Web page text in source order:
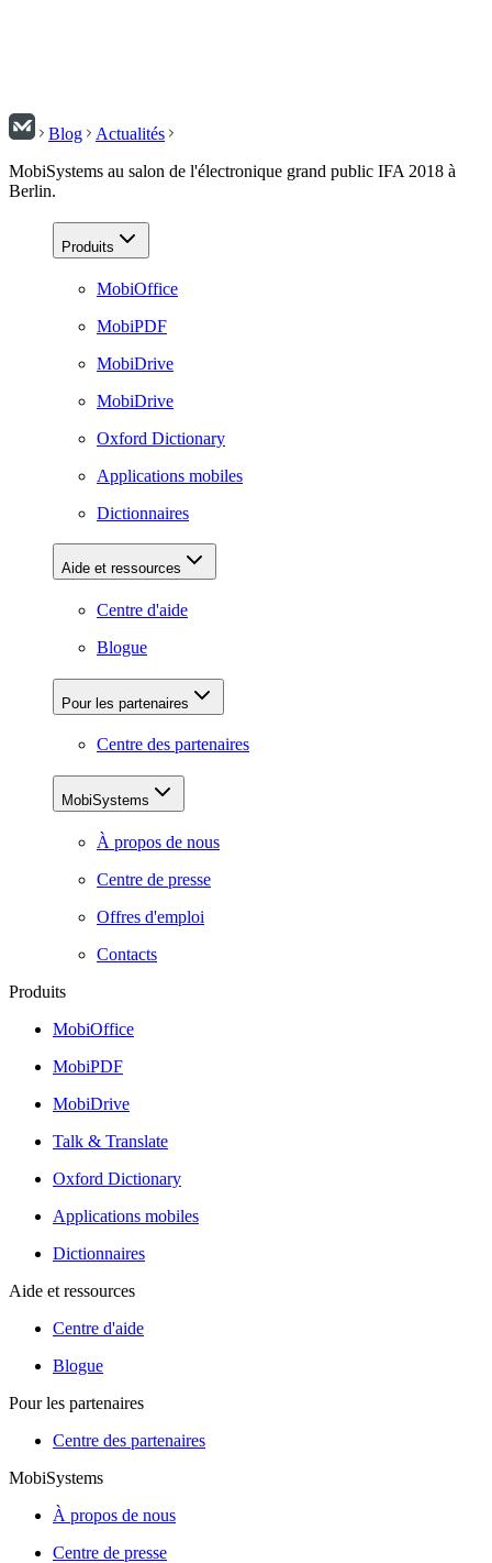
Blog
Actualités
MobiSystems au salon de l'électronique grand public IFA 2018 à
Berlin.
Produits
MobiOffice
MobiPDF
MobiDrive
MobiDrive
Oxford Dictionary
Applications mobiles
Dictionnaires
Aide et ressources
Centre d'aide
Blogue
Pour les partenaires
Centre des partenaires
MobiSystems
À propos de nous
Centre de presse
Offres d'emploi
Contacts
Produits
MobiOffice
MobiPDF
MobiDrive
Talk & Translate
Oxford Dictionary
Applications mobiles
Dictionnaires
Aide et ressources
Centre d'aide
Blogue
Pour les partenaires
Centre des partenaires
MobiSystems
À propos de nous
Centre de presse